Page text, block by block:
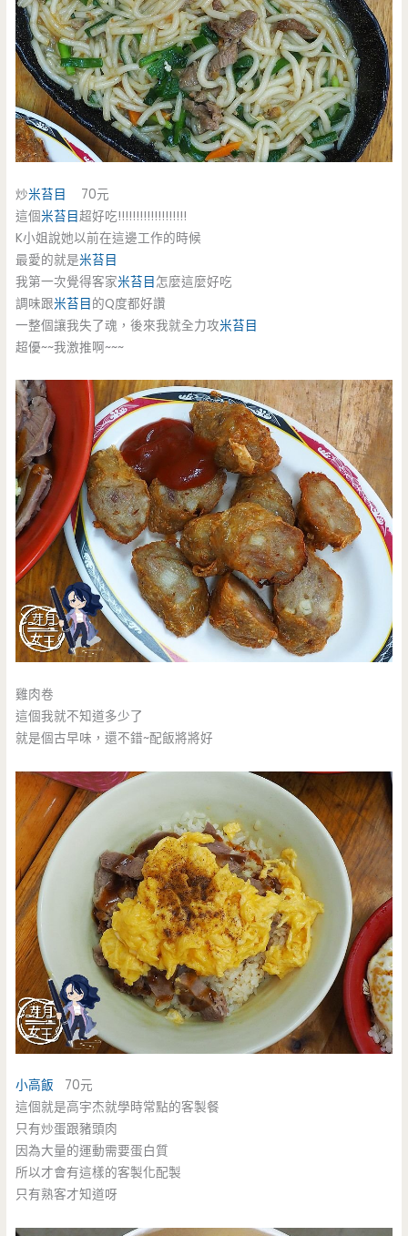
炒米苔目
70元
這個米苔目超好吃!!!!!!!!!!!!!!!!!!!
K小姐說她以前在這邊工作的時候
最愛的就是米苔目
我第一次覺得客家米苔目怎麼這麼好吃
調味跟米苔目的Q度都好讚
一整個讓我失了魂，後來我就全力攻米苔目
超優~~我激推啊~~~
雞肉卷
這個我就不知道多少了
就是個古早味，還不錯~配飯將將好
小高飯 70元
這個就是高宇杰就學時常點的客製餐
只有炒蛋跟豬頭肉
因為大量的運動需要蛋白質
所以才會有這樣的客製化配製
只有熟客才知道呀